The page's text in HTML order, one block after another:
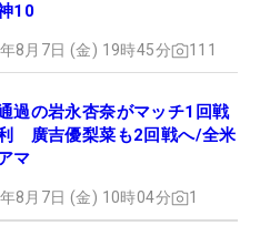
10
8月7日 (金) 19時45分 111
過の岩永杏奈がマッチ1回戦
廣吉優梨菜も2回戦へ/全米
マ
8月7日 (金) 10時04分 1